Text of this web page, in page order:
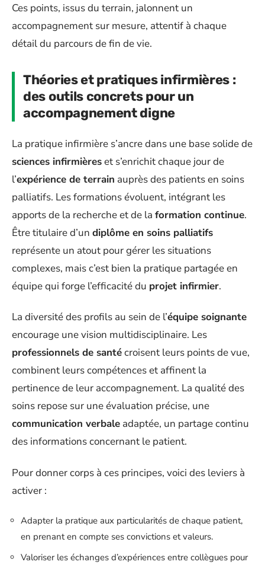
Ces points, issus du terrain, jalonnent un
accompagnement sur mesure, attentif à chaque
détail du parcours de fin de vie.
Théories et pratiques infirmières :
des outils concrets pour un
accompagnement digne
La pratique infirmière s’ancre dans une base solide de
sciences infirmièreset s’enrichit chaque jour de
l’expérience de terrain auprès des patients en soins
palliatifs. Les formations évoluent, intégrant les
apports de la recherche et de la formation continue.
Être titulaire d’un diplôme en soins palliatifs
représente un atout pour gérer les situations
complexes, mais c’est bien la pratique partagée en
équipe qui forge l’efficacité du projet infirmier.
La diversité des profils au sein de l’équipe soignante
encourage une vision multidisciplinaire. Les
professionnels de santécroisent leurs points de vue,
combinent leurs compétences et affinent la
pertinence de leur accompagnement. La qualité des
soins repose sur une évaluation précise, une
communication verbale adaptée, un partage continu
des informations concernant le patient.
Pour donner corps à ces principes, voici des leviers à
activer :
Adapter la pratique aux particularités de chaque patient,
en prenant en compte ses convictions et valeurs.
Valoriser les échanges d’expériences entre collègues pour